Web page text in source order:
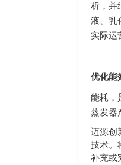
析，并
液、乳
实际运
优化能
能耗，
蒸发器
迈源创
技术。
补充或